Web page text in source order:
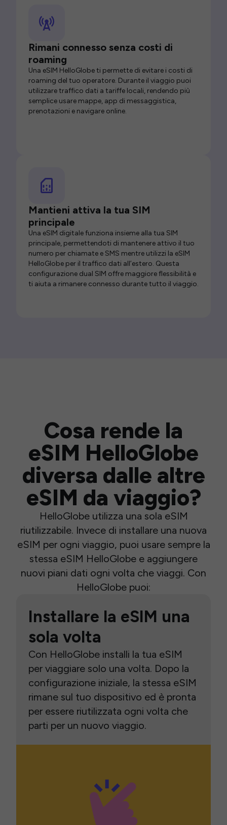
Rimani connesso senza costi di
roaming
Una eSIM HelloGlobe ti permette di evitare i costi di
roaming del tuo operatore. Durante il viaggio puoi
utilizzare traffico dati a tariffe locali, rendendo più
semplice usare mappe, app di messaggistica,
prenotazioni e navigare online.
Mantieni attiva la tua SIM
principale
Una eSIM digitale funziona insieme alla tua SIM
principale, permettendoti di mantenere attivo il tuo
numero per chiamate e SMS mentre utilizzi la eSIM
HelloGlobe per il traffico dati all’estero. Questa
configurazione dual SIM offre maggiore flessibilità e
ti aiuta a rimanere connesso durante tutto il viaggio.
Cosa rende la
eSIM HelloGlobe
diversa dalle altre
eSIM da viaggio?
HelloGlobe utilizza una sola eSIM
riutilizzabile. Invece di installare una nuova
eSIM per ogni viaggio, puoi usare sempre la
stessa eSIM HelloGlobe e aggiungere
nuovi piani dati ogni volta che viaggi. Con
HelloGlobe puoi:
Installare la eSIM una
sola volta
Con HelloGlobe installi la tua eSIM
per viaggiare solo una volta. Dopo la
configurazione iniziale, la stessa eSIM
rimane sul tuo dispositivo ed è pronta
per essere riutilizzata ogni volta che
parti per un nuovo viaggio.